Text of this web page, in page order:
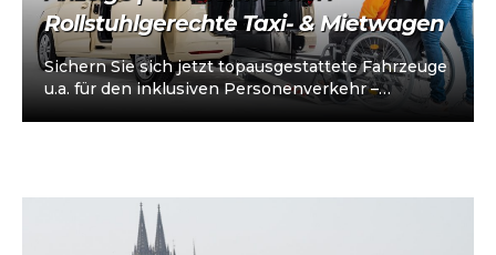
Rollstuhlgerechte Taxi- & Mietwagen
Sichern Sie sich jetzt topausgestattete Fahrzeuge
u.a. für den inklusiven Personenverkehr –